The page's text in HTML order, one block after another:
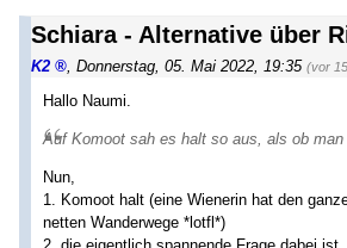
Schiara - Alternative über
K2 Donnerstag, 05. Mai 2022, 19:35 (vor
Hallo Naumi.
Auf Komoot sah es halt so aus, als ob
Nun,
1. Komoot halt (eine Wienerin hat den
netten Wanderwege *lotfl*)